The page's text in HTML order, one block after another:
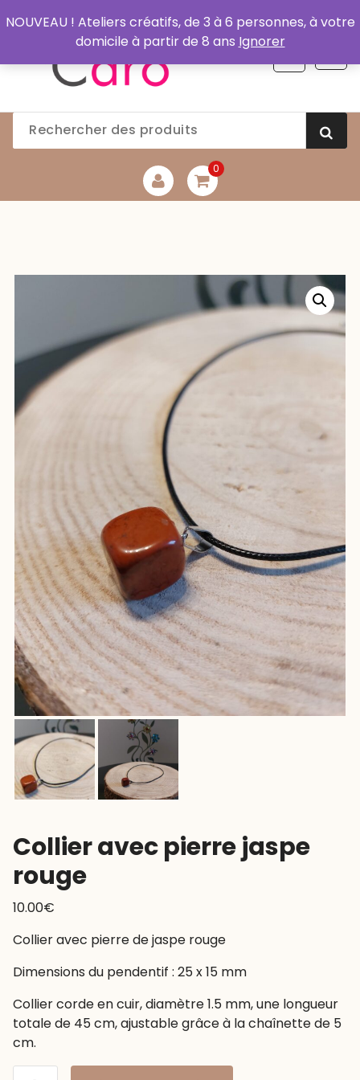
au
0
Collier avec pierre jaspe
rouge
10.00€
Collier avec pierre de jaspe rouge
Dimensions du pendentif : 25 x 15 mm
Collier corde en cuir, diamètre 1.5 mm, une longueur
totale de 45 cm, ajustable grâce à la chaînette de 5
cm.
NOUVEAU ! Ateliers créatifs, de 3 à 6 personnes, à votre
domicile à partir de 8 ans Ignorer